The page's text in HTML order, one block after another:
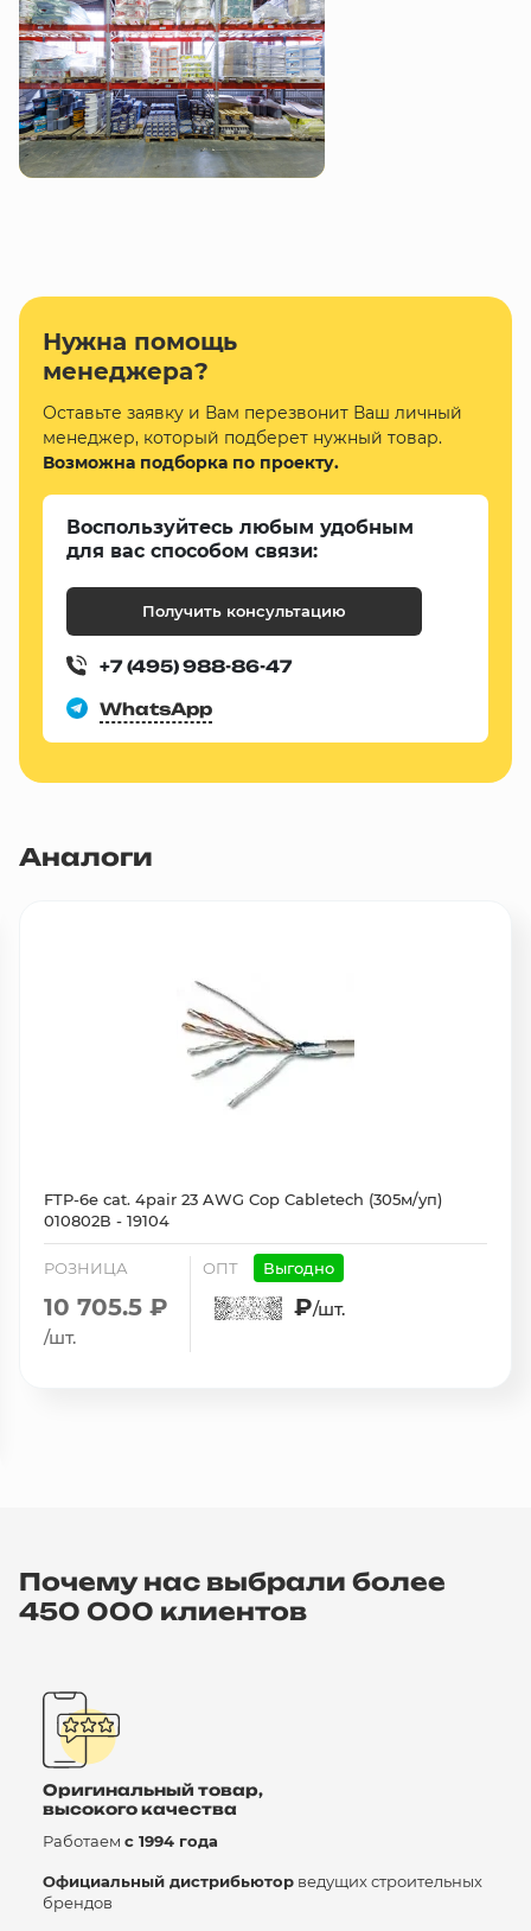
Нужна помощь
менеджера?
Оставьте заявку и Вам перезвонит Ваш личный
менеджер, который подберет нужный товар.
Возможна подборка по проекту.
Воспользуйтесь любым удобным
для вас способом связи:
Получить консультацию
+7 (495) 988-86-47
WhatsApp
Аналоги
FTP-6e cat. 4pair 23 AWG Cop Cabletech (305м/уп)
010802В - 19104
РОЗНИЦА
10 705.5 ₽
/шт.
ОПТ Выгодно
₽/шт.
Почему нас выбрали более
450 000 клиентов
Оригинальный товар,
высокого качества
Работаем с 1994 года
Официальный дистрибьютор ведущих строительных
брендов